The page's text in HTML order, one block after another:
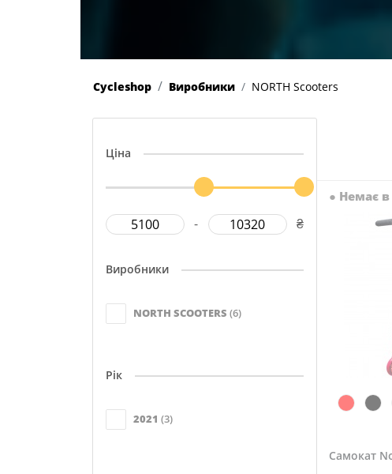
Cycleshop Виробники NORTH Scooters
Ціна
- ₴
Виробники
NORTH SCOOTERS (6)
Рік
2021 (3)
● Немає в
Самокат